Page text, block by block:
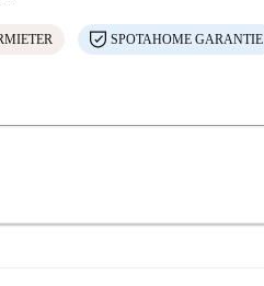
SPOTAHOME GARANTIE